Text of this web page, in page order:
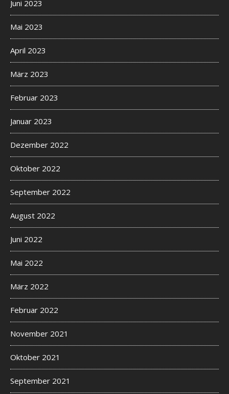
Juni 2023
Mai 2023
April 2023
März 2023
Februar 2023
Januar 2023
Dezember 2022
Oktober 2022
September 2022
August 2022
Juni 2022
Mai 2022
März 2022
Februar 2022
November 2021
Oktober 2021
September 2021